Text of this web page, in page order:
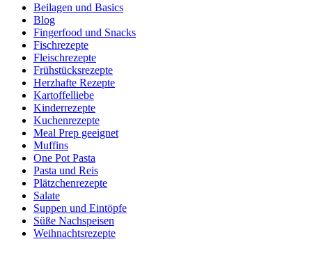
Beilagen und Basics
Blog
Fingerfood und Snacks
Fischrezepte
Fleischrezepte
Frühstücksrezepte
Herzhafte Rezepte
Kartoffelliebe
Kinderrezepte
Kuchenrezepte
Meal Prep geeignet
Muffins
One Pot Pasta
Pasta und Reis
Plätzchenrezepte
Salate
Suppen und Eintöpfe
Süße Nachspeisen
Weihnachtsrezepte